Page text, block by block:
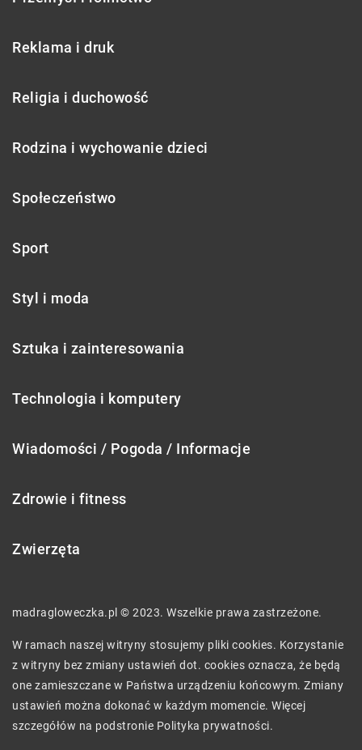
Reklama i druk
Religia i duchowość
Rodzina i wychowanie dzieci
Społeczeństwo
Sport
Styl i moda
Sztuka i zainteresowania
Technologia i komputery
Wiadomości / Pogoda / Informacje
Zdrowie i fitness
Zwierzęta
madragloweczka.pl © 2023. Wszelkie prawa zastrzeżone.
W ramach naszej witryny stosujemy pliki cookies. Korzystanie
z witryny bez zmiany ustawień dot. cookies oznacza, że będą
one zamieszczane w Państwa urządzeniu końcowym. Zmiany
ustawień można dokonać w każdym momencie. Więcej
szczegółów na podstronie Polityka prywatności.